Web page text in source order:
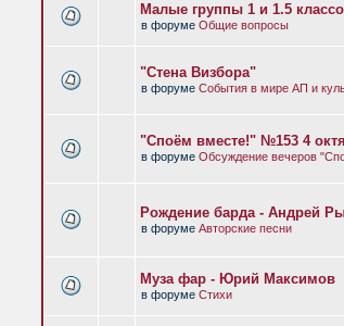
Малые группы 1 и 1.5
в форуме Общие вопросы
"Стена Визбора"
в форуме События в мире АП и
"Споём вместе!" №153 4
в форуме Обсуждение вечеров
Рождение барда - Андрей
в форуме Авторские песни
Муза фар - Юрий Максимов
в форуме Стихи